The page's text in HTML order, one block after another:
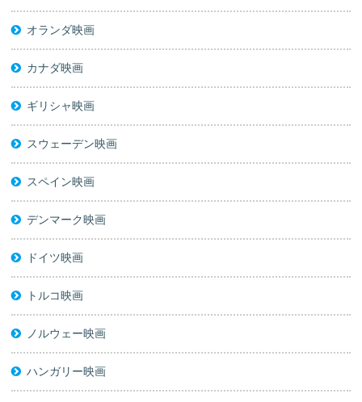
オランダ映画
カナダ映画
ギリシャ映画
スウェーデン映画
スペイン映画
デンマーク映画
ドイツ映画
トルコ映画
ノルウェー映画
ハンガリー映画